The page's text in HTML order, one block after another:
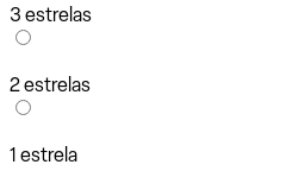
3 estrelas
2 estrelas
1 estrela